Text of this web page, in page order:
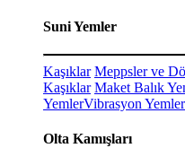
Suni Yemler
Kaşıklar Meppsler ve
Kaşıklar Maket Balık
YemlerVibrasyon Yemler
Olta Kamışları